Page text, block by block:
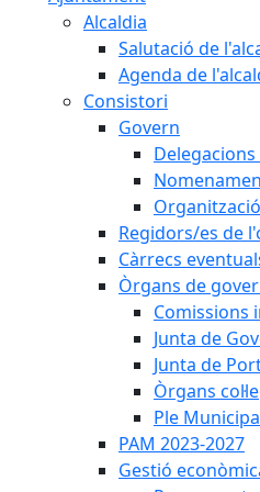
Alcaldia
Salutació de
Agenda de
Consistori
Govern
Regidors/es de
Càrrecs
Òrgans de
Comissions
Junta de
Junta de
Òrgans
Ple
PAM 2023-2027
Gestió